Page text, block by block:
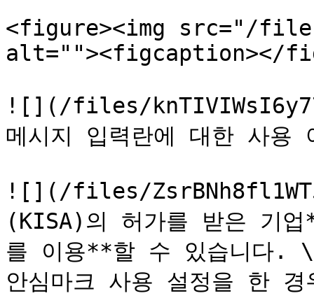
<figure><img src="/files/
alt=""><figcaption></
![](/files/
메시지 입력란에 대한 사용
![](/files/
(KISA)의 허가를 받은 기
를 이용**할 수 있습니다. \
안심마크 사용 설정을 한